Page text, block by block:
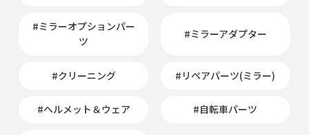
#ミラーオプションパー
ツ
#ミラーアダプター
#クリーニング #リペアパーツ(ミラー)
#ヘルメット＆ウェア #自転車パーツ